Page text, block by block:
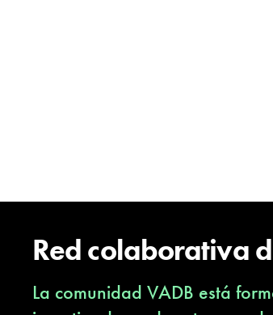
Red colaborativa
La comunidad VADB está